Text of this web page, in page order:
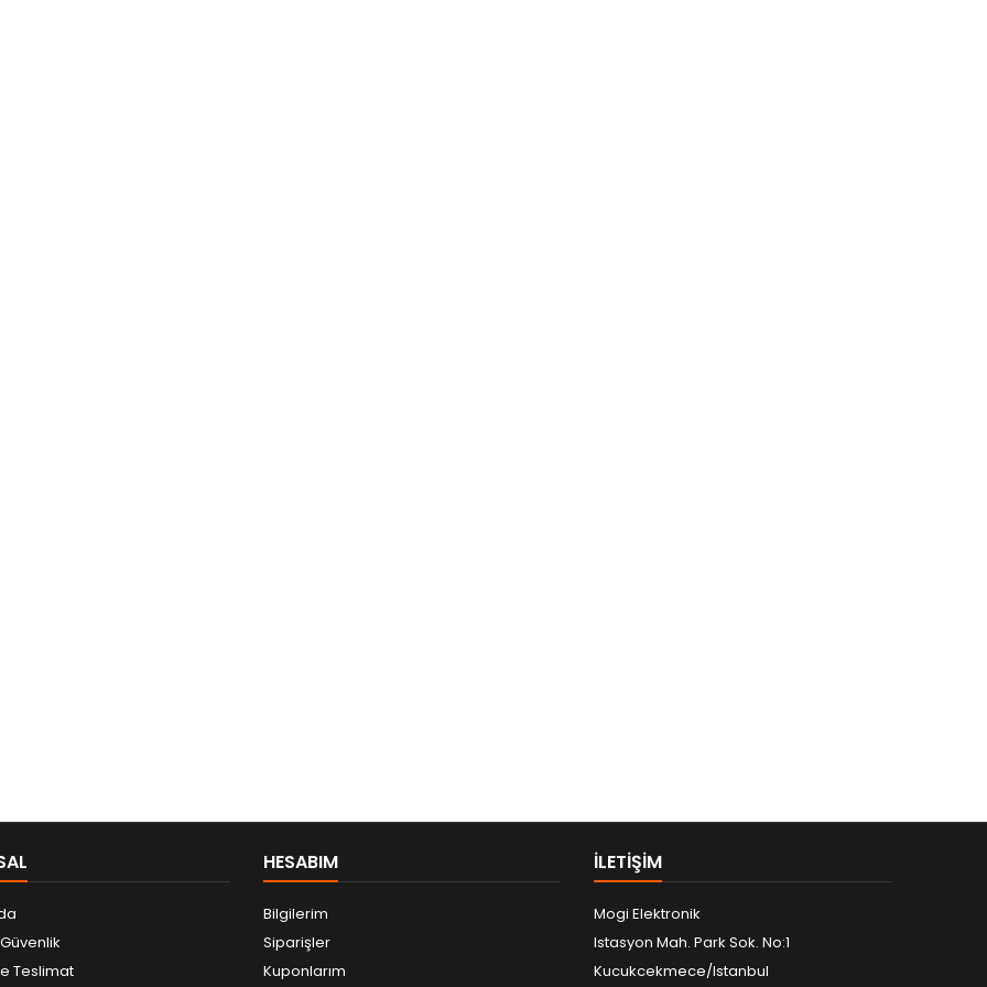
Teslimat
HESABIM
Bilgilerim
Siparişler
Kuponlarım
ILETIŞIM
Mogi Elektronik
Istasyon Mah. Park Sok. No:1
Kucukcekmece/Istanbul